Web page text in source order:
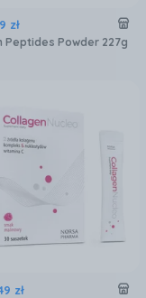
zł
Peptides Powder 227g
zł